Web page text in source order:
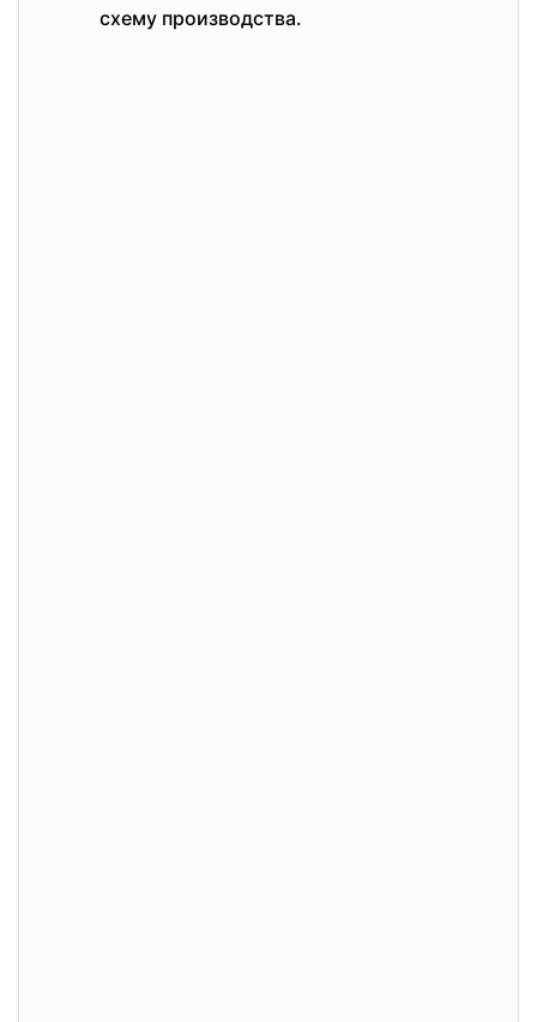
схему производства.